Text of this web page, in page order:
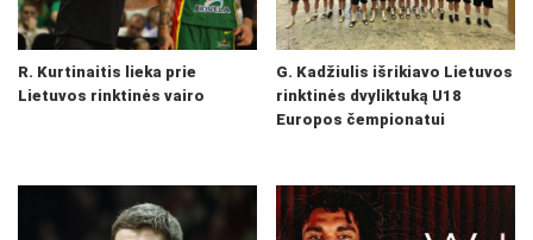
R. Kurtinaitis lieka prie
Lietuvos rinktinės vairo
G. Kadžiulis išrikiavo Lietuvos
rinktinės dvyliktuką U18
Europos čempionatui